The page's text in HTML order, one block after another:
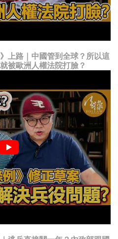
上路｜中國管到全球？所以這
被歐洲人權法院打臉？